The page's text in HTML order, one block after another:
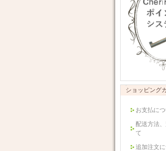
ショッピング
お支払に
配送方法
て
追加注文